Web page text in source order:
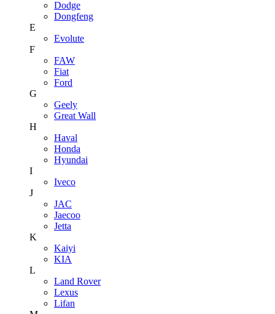
Dodge
Dongfeng
E
Evolute
F
FAW
Fiat
Ford
G
Geely
Great Wall
H
Haval
Honda
Hyundai
I
Iveco
J
JAC
Jaecoo
Jetta
K
Kaiyi
KIA
L
Land Rover
Lexus
Lifan